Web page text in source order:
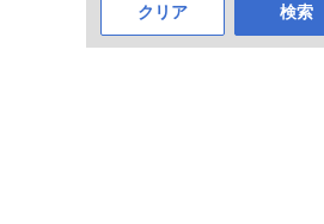
クリア 検索